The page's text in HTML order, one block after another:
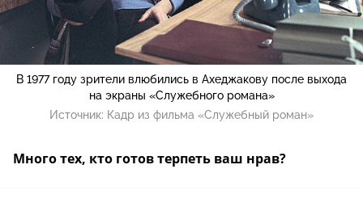
В 1977 году зрители влюбились в Ахеджакову после выхода
на экраны «Служебного романа»
Источник: Кадр из фильма «Служебный роман»
Много тех, кто готов терпеть ваш нрав?